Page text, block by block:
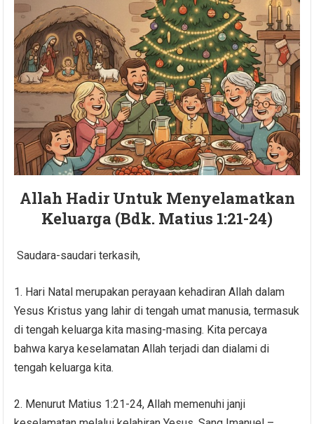
Allah Hadir Untuk Menyelamatkan
Keluarga (Bdk. Matius 1:21-24)
Saudara-saudari terkasih,
1. Hari Natal merupakan perayaan kehadiran Allah dalam
Yesus Kristus yang lahir di tengah umat manusia, termasuk
di tengah keluarga kita masing-masing. Kita percaya
bahwa karya keselamatan Allah terjadi dan dialami di
tengah keluarga kita.
2. Menurut Matius 1:21-24, Allah memenuhi janji